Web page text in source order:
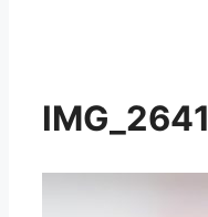
IMG_2641